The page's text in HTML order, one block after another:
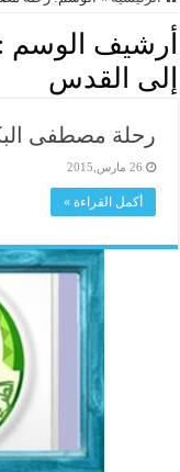
أرشيف الوسم :
إلى القدس
رحلة مصطفى
26 مارس,2015
أكمل القراءة »